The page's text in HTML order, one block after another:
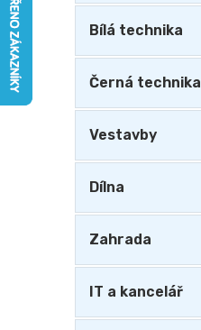
a
n
a
Bílá technika
Černá technika
Vestavby
Dílna
Zahrada
IT a kancelář